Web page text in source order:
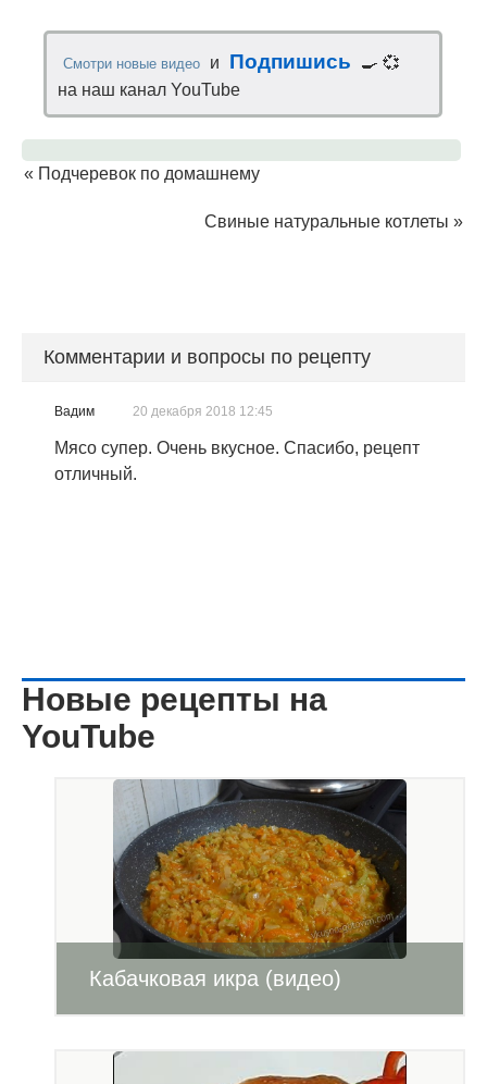
Смотри новые видео и Подпишись
🍳 💞
на наш канал YouTube
« Подчеревок по домашнему
Свиные натуральные котлеты »
Комментарии и вопросы по рецепту
Вадим 20 декабря 2018 12:45
Мясо супер. Очень вкусное. Спасибо, рецепт
отличный.
Новые рецепты на
YouTube
Кабачковая икра (видео)